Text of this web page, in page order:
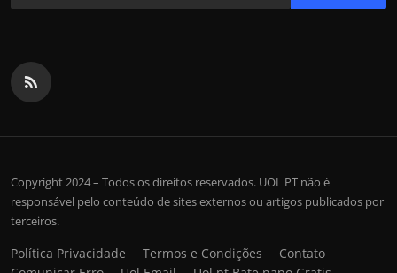
Copyright 2024 – Todos os direitos reservados. UOL PT não é
responsável pelo conteúdo de sites externos ou artigos publicados por
terceiros.
Política Privacidade Termos e Condições
Contato